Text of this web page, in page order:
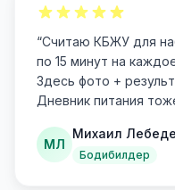
“Считаю КБЖУ для
по 15 минут на
Здесь фото +
Дневник питания
МЛ
Михаил
Бодибилдер